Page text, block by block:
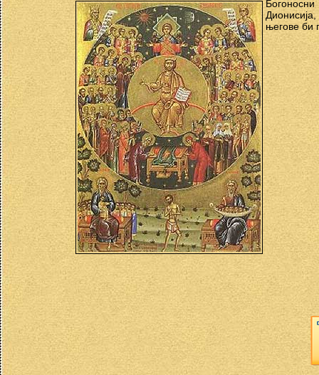
његове би